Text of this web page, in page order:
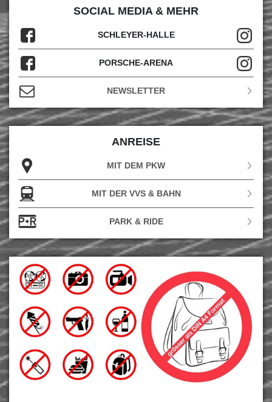
Musikgeschichte.
Auf dem Foto (v.l.n.r.): Thomas Fuhrmann (Bürgermeister
der Stadt Stuttgart für Wirtschaft, Finanzen und
Beteiligungen), René Otterbein (in.Stuttgart
Foto: Steffen Schmid
SOCIAL MEDIA & MEHR
SCHLEYER-HALLE
PORSCHE-ARENA
NEWSLETTER
ANREISE
MIT DEM PKW
MIT DER VVS & BAHN
PARK & RIDE